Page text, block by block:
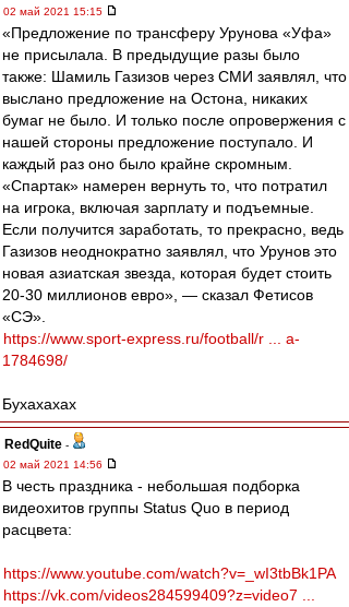
02 май 2021 15:15
«Предложение по трансферу Урунова «Уфа»
не присылала. В предыдущие разы было
также: Шамиль Газизов через СМИ заявлял, что
выслано предложение на Остона, никаких
бумаг не было. И только после опровержения с
нашей стороны предложение поступало. И
каждый раз оно было крайне скромным.
«Спартак» намерен вернуть то, что потратил
на игрока, включая зарплату и подъемные.
Если получится заработать, то прекрасно, ведь
Газизов неоднократно заявлял, что Урунов это
новая азиатская звезда, которая будет стоить
20-30 миллионов евро», — сказал Фетисов
«СЭ».
https://www.sport-express.ru/football/r ... a-
1784698/
Бухахахах
RedQuite -
02 май 2021 14:56
В честь праздника - небольшая подборка
видеохитов группы Status Quo в период
расцвета:
https://www.youtube.com/watch?v=_wI3tbBk1PA
https://vk.com/videos284599409?z=video7 ...